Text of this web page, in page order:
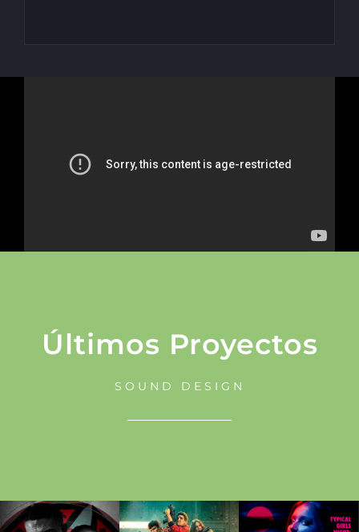
Últimos Proyectos
SOUND DESIGN